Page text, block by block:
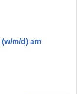
m/d) am